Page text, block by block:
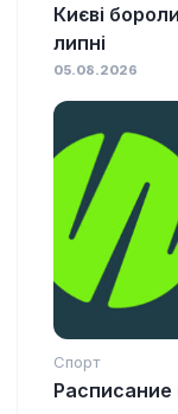
Києві
липні
05.08.2026
Спорт